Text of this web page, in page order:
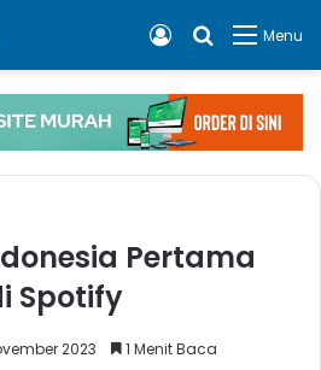
Menu
Cari apa,
Log In
Pertama
Spotify
2023 1 Menit Baca